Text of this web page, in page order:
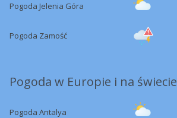
Pogoda Jelenia Góra
Pogoda Zamość
Pogoda w Europie i na świecie
Pogoda Antalya